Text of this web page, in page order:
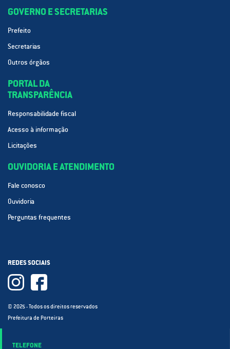
GOVERNO E SECRETARIAS
Prefeito
Secretarias
Outros órgãos
PORTAL DA
TRANSPARÊNCIA
Responsabilidade fiscal
Acesso à informação
Licitações
OUVIDORIA E ATENDIMENTO
Fale conosco
Ouvidoria
Perguntas frequentes
REDES SOCIAIS
© 2025 - Todos os direitos reservados
Prefeitura de Porteiras
TELEFONE